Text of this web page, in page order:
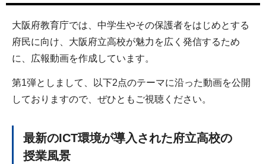
大阪府教育庁では、中学生やその保護者をはじめとする
府民に向け、大阪府立高校が魅力を広く発信するため
に、広報動画を作成しています。
第1弾としまして、以下2点のテーマに沿った動画を公開
しておりますので、ぜひともご視聴ください。
最新のICT環境が導入された府立高校の
授業風景